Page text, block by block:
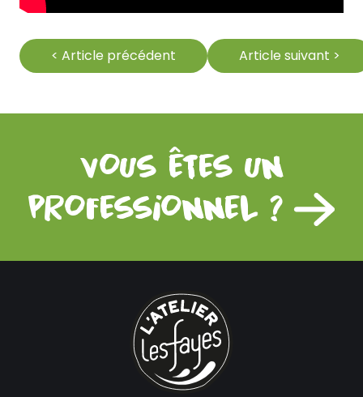
< Article précédent Article suivant >
vous êtes un
professionnel ?